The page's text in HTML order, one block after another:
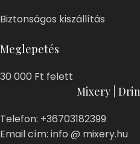
Biztonságos kiszállítás
Meglepetés
30 000 Ft felett
Mixery |
Telefon: +36703182399
Email cím: info @ mixery.hu